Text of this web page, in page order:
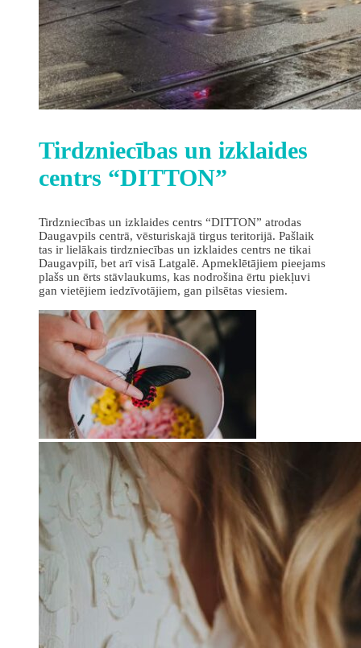
Tirdzniecības un izklaides
centrs “DITTON”
Tirdzniecības un izklaides centrs “DITTON” atrodas
Daugavpils centrā, vēsturiskajā tirgus teritorijā. Pašlaik
tas ir lielākais tirdzniecības un izklaides centrs ne tikai
Daugavpilī, bet arī visā Latgalē. Apmeklētājiem pieejams
plašs un ērts stāvlaukums, kas nodrošina ērtu piekļuvi
gan vietējiem iedzīvotājiem, gan pilsētas viesiem.